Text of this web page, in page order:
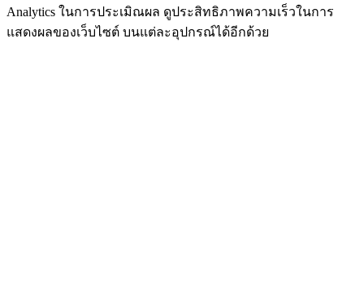
Analytics ในการประเมิณผล ดูประสิทธิภาพความเร็วในการ
แสดงผลของเว็บไซต์ บนแต่ละอุปกรณ์ได้อีกด้วย